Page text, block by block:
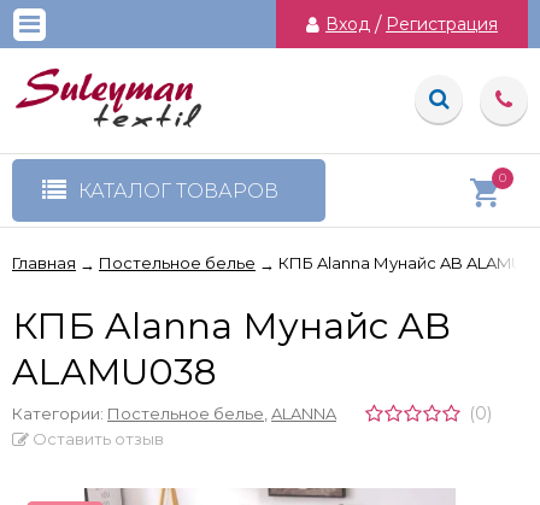
Вход / Регистрация
КАТАЛОГ ТОВАРОВ
0
Главная → Постельное белье → КПБ Alanna Мунайс AB
КПБ Alanna Мунайс AB
ALAMU038
Категории: Постельное белье ALANNA (0)
Оставить отзыв